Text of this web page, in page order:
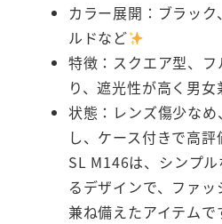
カラー展開：ブラッ
ルドなど
特徴：スクエア型、
り、遮光性が高く男
状態：レンズ傷少な
し、ケース付きで高評
SL M146は、シンプ
るデザインで、ファ
兼ね備えたアイテムで